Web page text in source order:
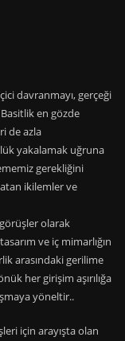
davranmayı, gerçeği
en gözde
de azla
yakalamak uğruna
gerekliğini
ikilemler ve
olarak
ve iç mimarlığın
arasındaki gerilime
her girişim aşırılığa
yöneltir..
için arayışta olan